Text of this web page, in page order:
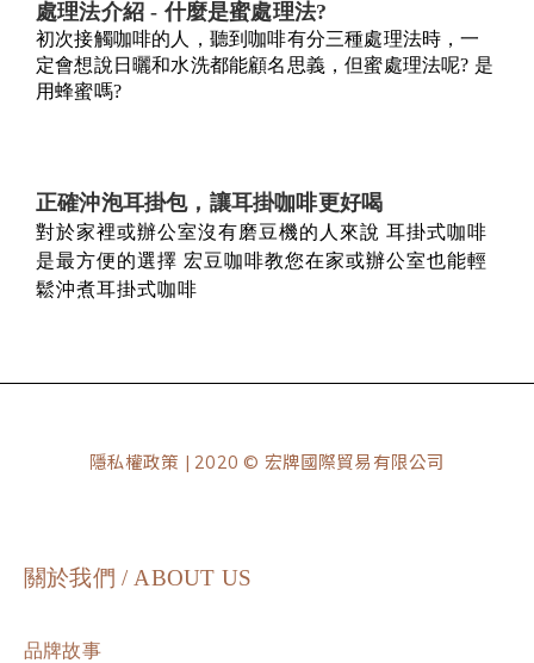
處理法介紹 - 什麼是蜜處理法?
初次接觸咖啡的人，聽到咖啡有分三種處理法時，一
定會想說日曬和水洗都能顧名思義，但蜜處理法呢? 是
用蜂蜜嗎?
正確沖泡耳掛包，讓耳掛咖啡更好喝
對於家裡或辦公室沒有磨豆機的人來說 耳掛式咖啡
是最方便的選擇 宏豆咖啡教您在家或辦公室也能輕
鬆沖煮耳掛式咖啡
隱私權政策 | 2020 © 宏牌國際貿易有限公司
關於我們 / ABOUT US
品牌故事